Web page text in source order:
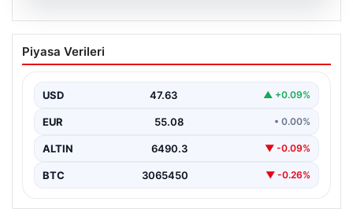
Trabzon’a Hoşgeldin Mohamed Salah:
Binlerce Taraftardan Büyük Karşılama
yeni transferi Mohamed Salah’ı resmi olarak ağırlamaya
başladı.…
Piyasa Verileri
USD 47.63 ▲ +0.09%
EUR 55.08 • 0.00%
ALTIN 6490.3 ▼ -0.09%
BTC 3065450 ▼ -0.26%